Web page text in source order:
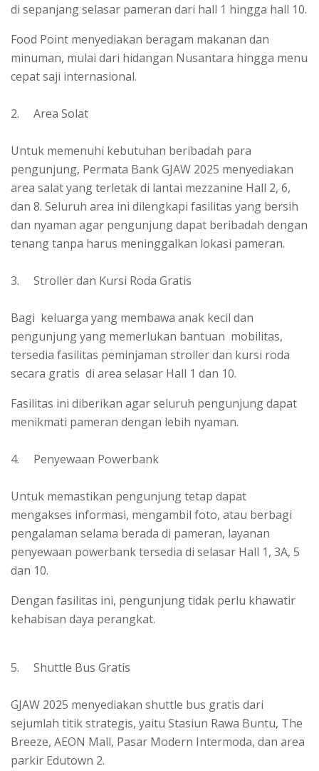
di sepanjang selasar pameran dari hall 1 hingga hall 10.
Food Point menyediakan beragam makanan dan
minuman, mulai dari hidangan Nusantara hingga menu
cepat saji internasional.
2. Area Solat
Untuk memenuhi kebutuhan beribadah para
pengunjung, Permata Bank GJAW 2025 menyediakan
area salat yang terletak di lantai mezzanine Hall 2, 6,
dan 8. Seluruh area ini dilengkapi fasilitas yang bersih
dan nyaman agar pengunjung dapat beribadah dengan
tenang tanpa harus meninggalkan lokasi pameran.
3. Stroller dan Kursi Roda Gratis
Bagi keluarga yang membawa anak kecil dan
pengunjung yang memerlukan bantuan mobilitas,
tersedia fasilitas peminjaman stroller dan kursi roda
secara gratis di area selasar Hall 1 dan 10.
Fasilitas ini diberikan agar seluruh pengunjung dapat
menikmati pameran dengan lebih nyaman.
4. Penyewaan Powerbank
Untuk memastikan pengunjung tetap dapat
mengakses informasi, mengambil foto, atau berbagi
pengalaman selama berada di pameran, layanan
penyewaan powerbank tersedia di selasar Hall 1, 3A, 5
dan 10.
Dengan fasilitas ini, pengunjung tidak perlu khawatir
kehabisan daya perangkat.
5. Shuttle Bus Gratis
GJAW 2025 menyediakan shuttle bus gratis dari
sejumlah titik strategis, yaitu Stasiun Rawa Buntu, The
Breeze, AEON Mall, Pasar Modern Intermoda, dan area
parkir Edutown 2.